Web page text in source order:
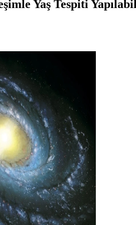
Yaş Tespiti